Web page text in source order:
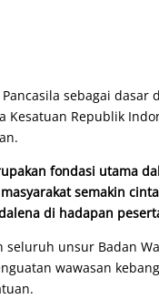
sebagai
Kesatuan Republik
fondasi utama
semakin
di hadapan
unsur Badan
wawasan